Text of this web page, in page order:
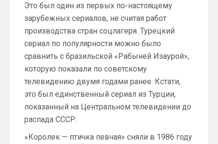
Это был один из первых по-настоящему
зарубежных сериалов, не считая работ
производства стран соцлагеря. Турецкий
сериал по популярности можно было
сравнить с бразильской «Рабыней Изаурой»,
которую показали по советскому
телевидению двумя годами ранее. Кстати,
это был единственный сериал из Турции,
показанный на Центральном телевидении до
распада СССР.
«Королек — птичка певчая» сняли в 1986 году